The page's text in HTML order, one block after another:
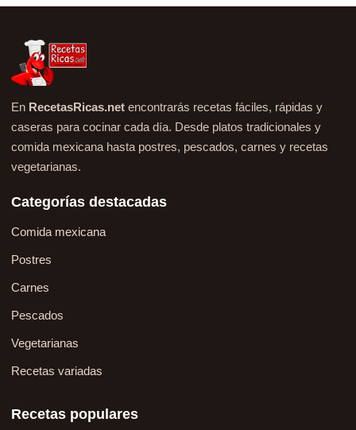
En RecetasRicas.net encontrarás recetas fáciles, rápidas y
caseras para cocinar cada día. Desde platos tradicionales y
comida mexicana hasta postres, pescados, carnes y recetas
vegetarianas.
Categorías destacadas
Comida mexicana
Postres
Carnes
Pescados
Vegetarianas
Recetas variadas
Recetas populares